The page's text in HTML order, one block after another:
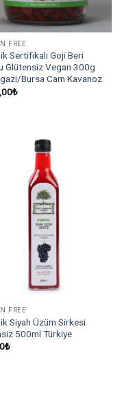
FREE
Sertifikalı Goji Beri
Glütensiz Vegan 300g
Bursa Cam Kavanoz
₺
FREE
Siyah Üzüm Sirkesi
500ml Türkiye
₺